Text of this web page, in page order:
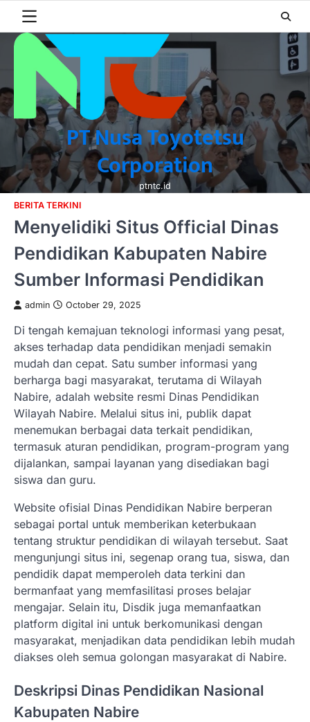
content
PT Nusa Toyotetsu
Corporation
ptntc.id
BERITA TERKINI
Menyelidiki Situs Official Dinas
Pendidikan Kabupaten Nabire
Sumber Informasi Pendidikan
admin October 29, 2025
Di tengah kemajuan teknologi informasi yang pesat,
akses terhadap data pendidikan menjadi semakin
mudah dan cepat. Satu sumber informasi yang
berharga bagi masyarakat, terutama di Wilayah
Nabire, adalah website resmi Dinas Pendidikan
Wilayah Nabire. Melalui situs ini, publik dapat
menemukan berbagai data terkait pendidikan,
termasuk aturan pendidikan, program-program yang
dijalankan, sampai layanan yang disediakan bagi
siswa dan guru.
Website ofisial Dinas Pendidikan Nabire berperan
sebagai portal untuk memberikan keterbukaan
tentang struktur pendidikan di wilayah tersebut. Saat
mengunjungi situs ini, segenap orang tua, siswa, dan
pendidik dapat memperoleh data terkini dan
bermanfaat yang memfasilitasi proses belajar
mengajar. Selain itu, Disdik juga memanfaatkan
platform digital ini untuk berkomunikasi dengan
masyarakat, menjadikan data pendidikan lebih mudah
diakses oleh semua golongan masyarakat di Nabire.
Deskripsi Dinas Pendidikan Nasional
Kabupaten Nabire